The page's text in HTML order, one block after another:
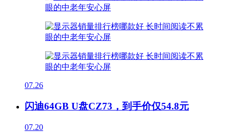
07.26
闪迪64GB U盘CZ73，到手价仅54.8元
07.20